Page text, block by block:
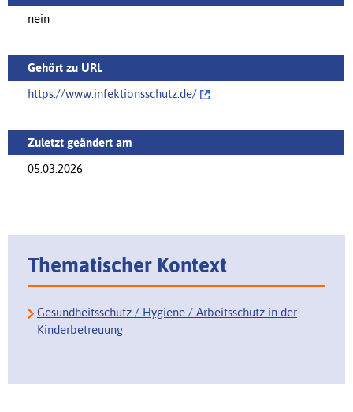
nein
Gehört zu URL
https://www.infektionsschutz.de/‌
Zuletzt geändert am
05.03.2026
Thematischer Kontext
Gesundheitsschutz / Hygiene / Arbeitsschutz in der
Kinderbetreuung